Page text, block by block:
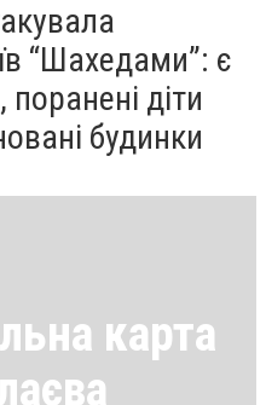
“Шахедами”: є
поранені діти
будинки
карта